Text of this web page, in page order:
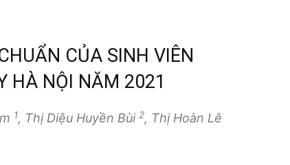
CỦA SINH VIÊN
HÀ NỘI NĂM 2021
1, Thị Diệu Huyền Bùi 2, Thị Hoàn Lê